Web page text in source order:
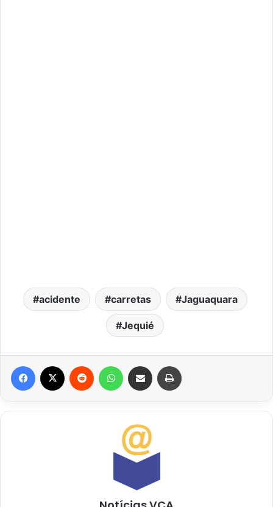
acidente carretas Jaguaquara
Jequié
Facebook Reddit WhatsAppCompartilhar via e-mail